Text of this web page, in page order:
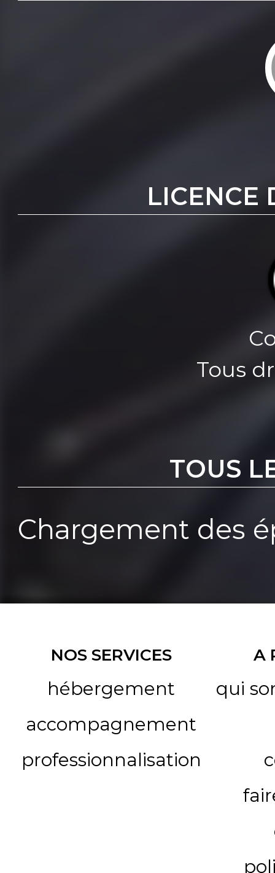
LICENCE
Tous
TOUS
Chargement des
NOS SERVICES
hébergement
accompagnement
professionnalisation
A
qui